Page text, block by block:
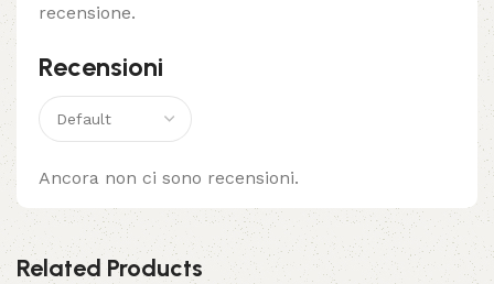
Recensioni
Ancora non ci sono recensioni.
recensione.
Related Products